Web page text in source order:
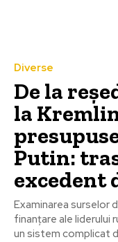
Diverse
De la
la
Putin:
excedent
Examinarea surselor
finanțare ale liderului
un sistem complicat